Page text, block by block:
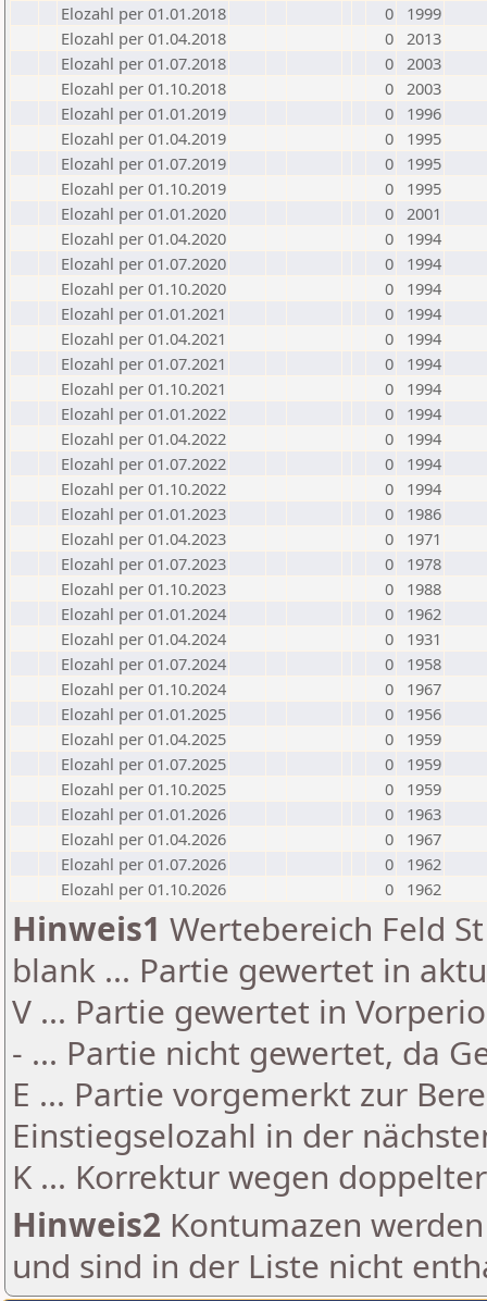
Elozahl per 01.01.2018
0
1999
Elozahl per 01.04.2018
0 2013
Elozahl per 01.07.2018
0 2003
Elozahl per 01.10.2018
0 2003
Elozahl per 01.01.2019
0
1996
Elozahl per 01.04.2019
0
1995
Elozahl per 01.07.2019
0
1995
Elozahl per 01.10.2019
0
1995
Elozahl per 01.01.2020
0 2001
Elozahl per 01.04.2020
0
1994
Elozahl per 01.07.2020
0
1994
Elozahl per 01.10.2020
0
1994
Elozahl per 01.01.2021
0
1994
Elozahl per 01.04.2021
0
1994
Elozahl per 01.07.2021
0
1994
Elozahl per 01.10.2021
0
1994
Elozahl per 01.01.2022
0
1994
Elozahl per 01.04.2022
0
1994
Elozahl per 01.07.2022
0
1994
Elozahl per 01.10.2022
0
1994
Elozahl per 01.01.2023
0
1986
Elozahl per 01.04.2023
0
1971
Elozahl per 01.07.2023
0
1978
Elozahl per 01.10.2023
0
1988
Elozahl per 01.01.2024
0
1962
Elozahl per 01.04.2024
0
1931
Elozahl per 01.07.2024
0
1958
Elozahl per 01.10.2024
0
1967
Elozahl per 01.01.2025
0
1956
Elozahl per 01.04.2025
0
1959
Elozahl per 01.07.2025
0
1959
Elozahl per 01.10.2025
0
1959
Elozahl per 01.01.2026
0
1963
Elozahl per 01.04.2026
0
1967
Elozahl per 01.07.2026
0
1962
Elozahl per 01.10.2026
0 1962
Hinweis1 Wertebereich Feld
blank ... Partie gewertet in
V ... Partie gewertet in
- ... Partie nicht gewertet, da
E ... Partie vorgemerkt zur
Einstiegselozahl in der
K ... Korrektur wegen
Hinweis2 Kontumazen
und sind in der Liste nicht